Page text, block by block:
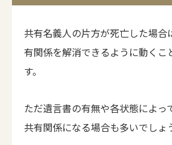
共有名義人の片方が死亡した場合
有関係を解消できるように動くこ
す。
ただ遺言書の有無や各状態によっ
共有関係になる場合も多いでしょ